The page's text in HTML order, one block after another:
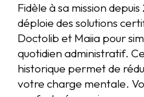
Fidèle à sa mission
déploie des solutions
Doctolib et Maiia pour
quotidien administratif.
historique permet de
votre charge mentale.